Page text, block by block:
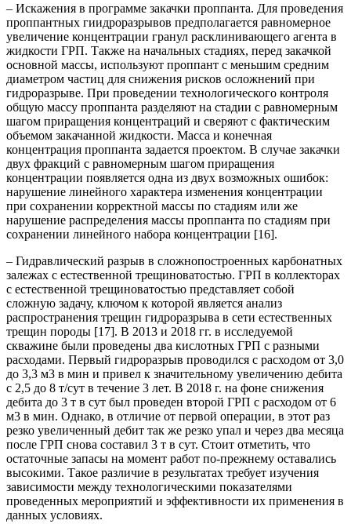
– Искажения в программе закачки проппанта. Для проведения
проппантных гиидроразрывов предполагается равномерное
увеличение концентрации гранул расклинивающего агента в
жидкости ГРП. Также на начальных стадиях, перед закачкой
основной массы, используют проппант с меньшим средним
диаметром частиц для снижения рисков осложнений при
гидроразрыве. При проведении технологического контроля
общую массу проппанта разделяют на стадии с равномерным
шагом приращения концентраций и сверяют с фактическим
объемом закачанной жидкости. Масса и конечная
концентрация проппанта задается проектом. В случае закачки
двух фракций с равномерным шагом приращения
концентрации появляется одна из двух возможных ошибок:
нарушение линейного характера изменения концентрации
при сохранении корректной массы по стадиям или же
нарушение распределения массы проппанта по стадиям при
сохранении линейного набора концентрации [16].
– Гидравлический разрыв в сложнопостроенных карбонатных
залежах с естественной трещиноватостью. ГРП в коллекторах
с естественной трещиноватостью представляет собой
сложную задачу, ключом к которой является анализ
распространения трещин гидроразрыва в сети естественных
трещин породы [17]. В 2013 и 2018 гг. в исследуемой
скважине были проведены два кислотных ГРП с разными
расходами. Первый гидроразрыв проводился с расходом от 3,0
до 3,3 м3 в мин и привел к значительному увеличению дебита
с 2,5 до 8 т/сут в течение 3 лет. В 2018 г. на фоне снижения
дебита до 3 т в сут был проведен второй ГРП с расходом от 6
м3 в мин. Однако, в отличие от первой операции, в этот раз
резко увеличенный дебит так же резко упал и через два месяца
после ГРП снова составил 3 т в сут. Стоит отметить, что
остаточные запасы на момент работ по-прежнему оставались
высокими. Такое различие в результатах требует изучения
зависимости между технологическими показателями
проведенных мероприятий и эффективности их применения в
данных условиях.